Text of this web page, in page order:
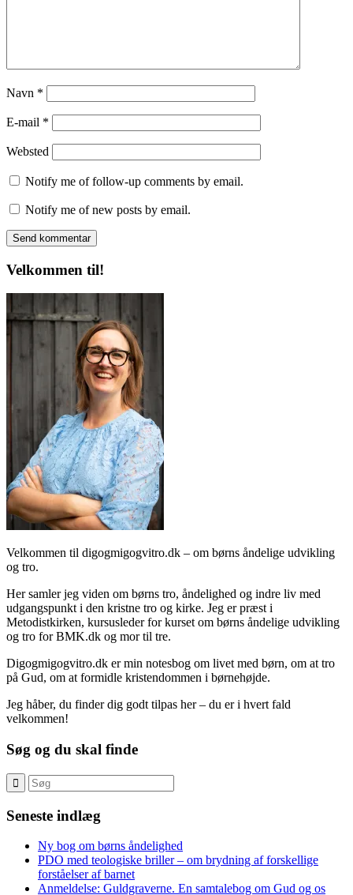
Navn *
E-mail *
Websted
Notify me of follow-up comments by email.
Notify me of new posts by email.
Velkommen til!
Velkommen til digogmigogvitro.dk – om børns åndelige udvikling
og tro.
Her samler jeg viden om børns tro, åndelighed og indre liv med
udgangspunkt i den kristne tro og kirke. Jeg er præst i
Metodistkirken, kursusleder for kurset om børns åndelige udvikling
og tro for BMK.dk og mor til tre.
Digogmigogvitro.dk er min notesbog om livet med børn, om at tro
på Gud, om at formidle kristendommen i børnehøjde.
Jeg håber, du finder dig godt tilpas her – du er i hvert fald
velkommen!
Søg og du skal finde
Seneste indlæg
Ny bog om børns åndelighed
PDO med teologiske briller – om brydning af forskellige
forståelser af barnet
Anmeldelse: Guldgraverne. En samtalebog om Gud og os